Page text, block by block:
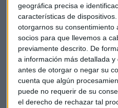
geográfica precisa e
características de
otorgarnos su consentimiento
socios para que llevemos a
previamente descrito. De
a información más detallada
antes de otorgar o negar su
cuenta que algún
puede no requerir de su
el derecho de rechazar tal
Además, está el método de
damos más valor al dinero
razón por la que en los
Para cualquier negocio es
tarjeta si quiere mejorar la